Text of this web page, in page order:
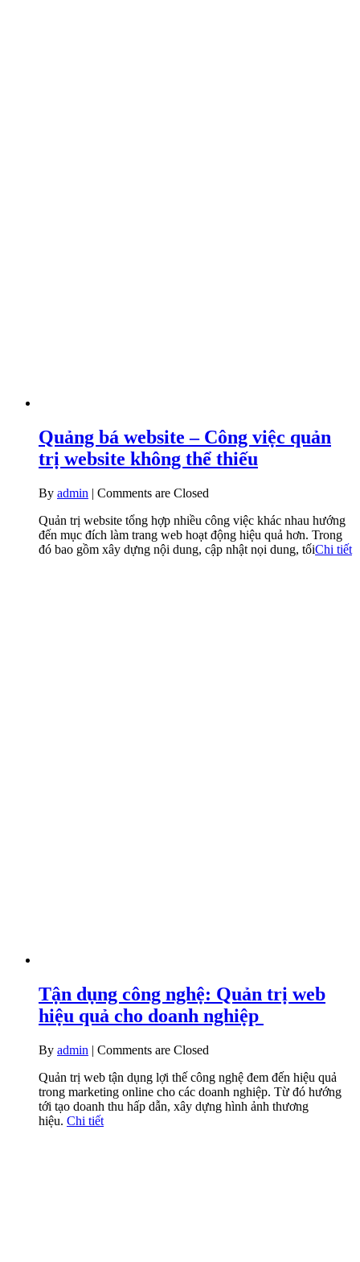
Quảng bá website – Công việc quản
trị website không thể thiếu
By admin | Comments are Closed
Quản trị website tổng hợp nhiều công việc khác nhau hướng
đến mục đích làm trang web hoạt động hiệu quả hơn. Trong
đó bao gồm xây dựng nội dung, cập nhật nọi dung, tốiChi tiết
Tận dụng công nghệ: Quản trị web
hiệu quả cho doanh nghiệp
By admin | Comments are Closed
Quản trị web tận dụng lợi thế công nghệ đem đến hiệu quả
trong marketing online cho các doanh nghiệp. Từ đó hướng
tới tạo doanh thu hấp dẫn, xây dựng hình ảnh thương
hiệu. Chi tiết